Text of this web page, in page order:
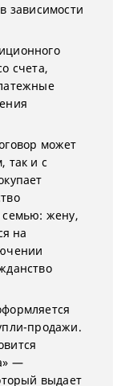
зависимости
счета,
может
так и с
семью: жену,
на
продажи.
—
выдает